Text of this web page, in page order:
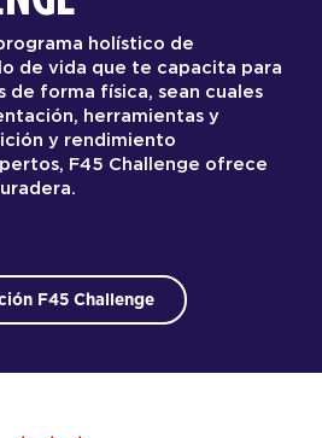
holístico de
de vida que te capacita para
de forma física, sean cuales
herramientas y
y rendimiento
F45 Challenge ofrece
F45 Challenge